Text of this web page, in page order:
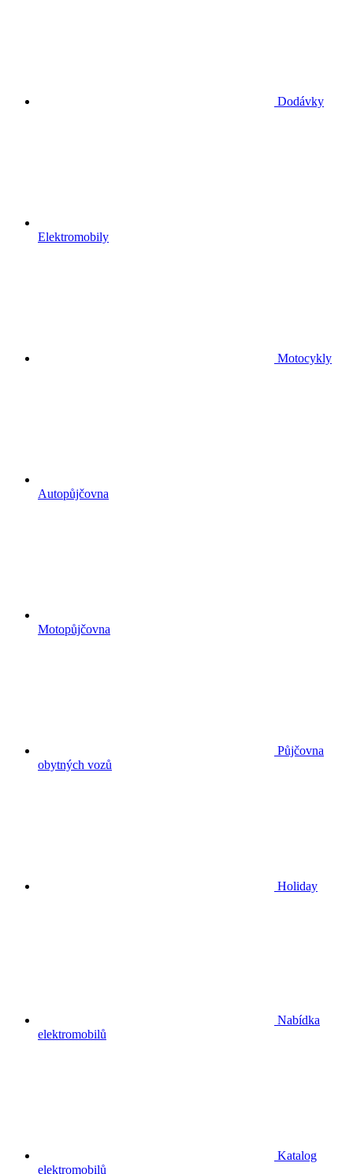
Dodávky
Elektromobily
Motocykly
Autopůjčovna
Motopůjčovna
Půjčovna
obytných vozů
Holiday
Nabídka
elektromobilů
Katalog
elektromobilů